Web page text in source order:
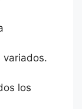
variados.
los